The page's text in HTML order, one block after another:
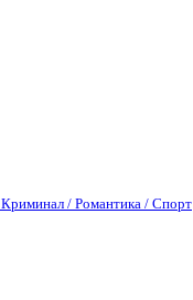
/ Романтика / Спорт